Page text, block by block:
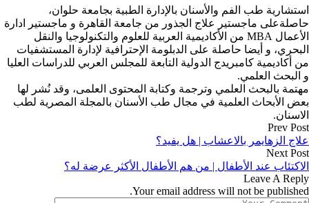
استشارية طب الفم والأسنان بالإدارة الطبية بجامعة حلوان،
حاصلةعلى ماجستير علاج الجذور من جامعة القاهرة و ماجستير ادارة
الأعمال MBA من الأكاديمية العربية للعلوم والتكنولوجيا والنقل
البحري، و أيضا حاصلة على الدبلومة الإحترافية لإدارة المستشفيات
من أكاديمية كامبريدج الدولية التابعة للمجلس العربي للدراسات العليا
و البحث العلمي.
مهتمة بالبحث العلمي وترجمة وكتابة المحتوى العلمى، وقد نُشر لها
بعض الأبحاث العلمية في مجال طب الأسنان بالمجلة المصرية لطب
الاسنان.
Prev Post
علاج الزهايمر بالاعشاب | هل يفيد؟
Next Post
الاكتئاب عند الأطفال | من هم الأطفال الأكثر عرضة له؟
Leave A Reply
Your email address will not be published.